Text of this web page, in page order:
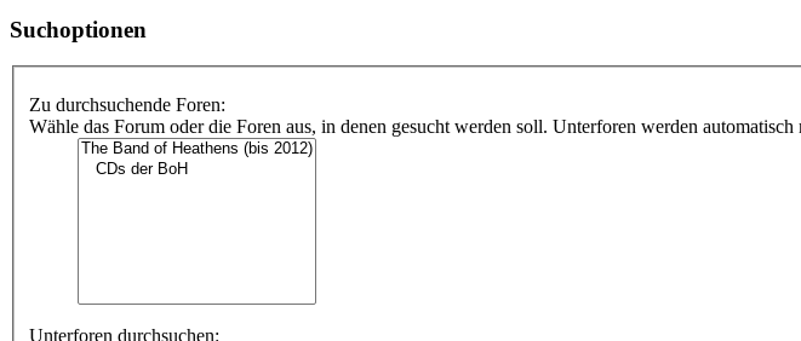
Suchoptionen
Zu durchsuchende Foren:
Wähle das Forum oder die Foren aus, in denen gesucht werden soll. Unterforen werden
Unterforen durchsuchen: